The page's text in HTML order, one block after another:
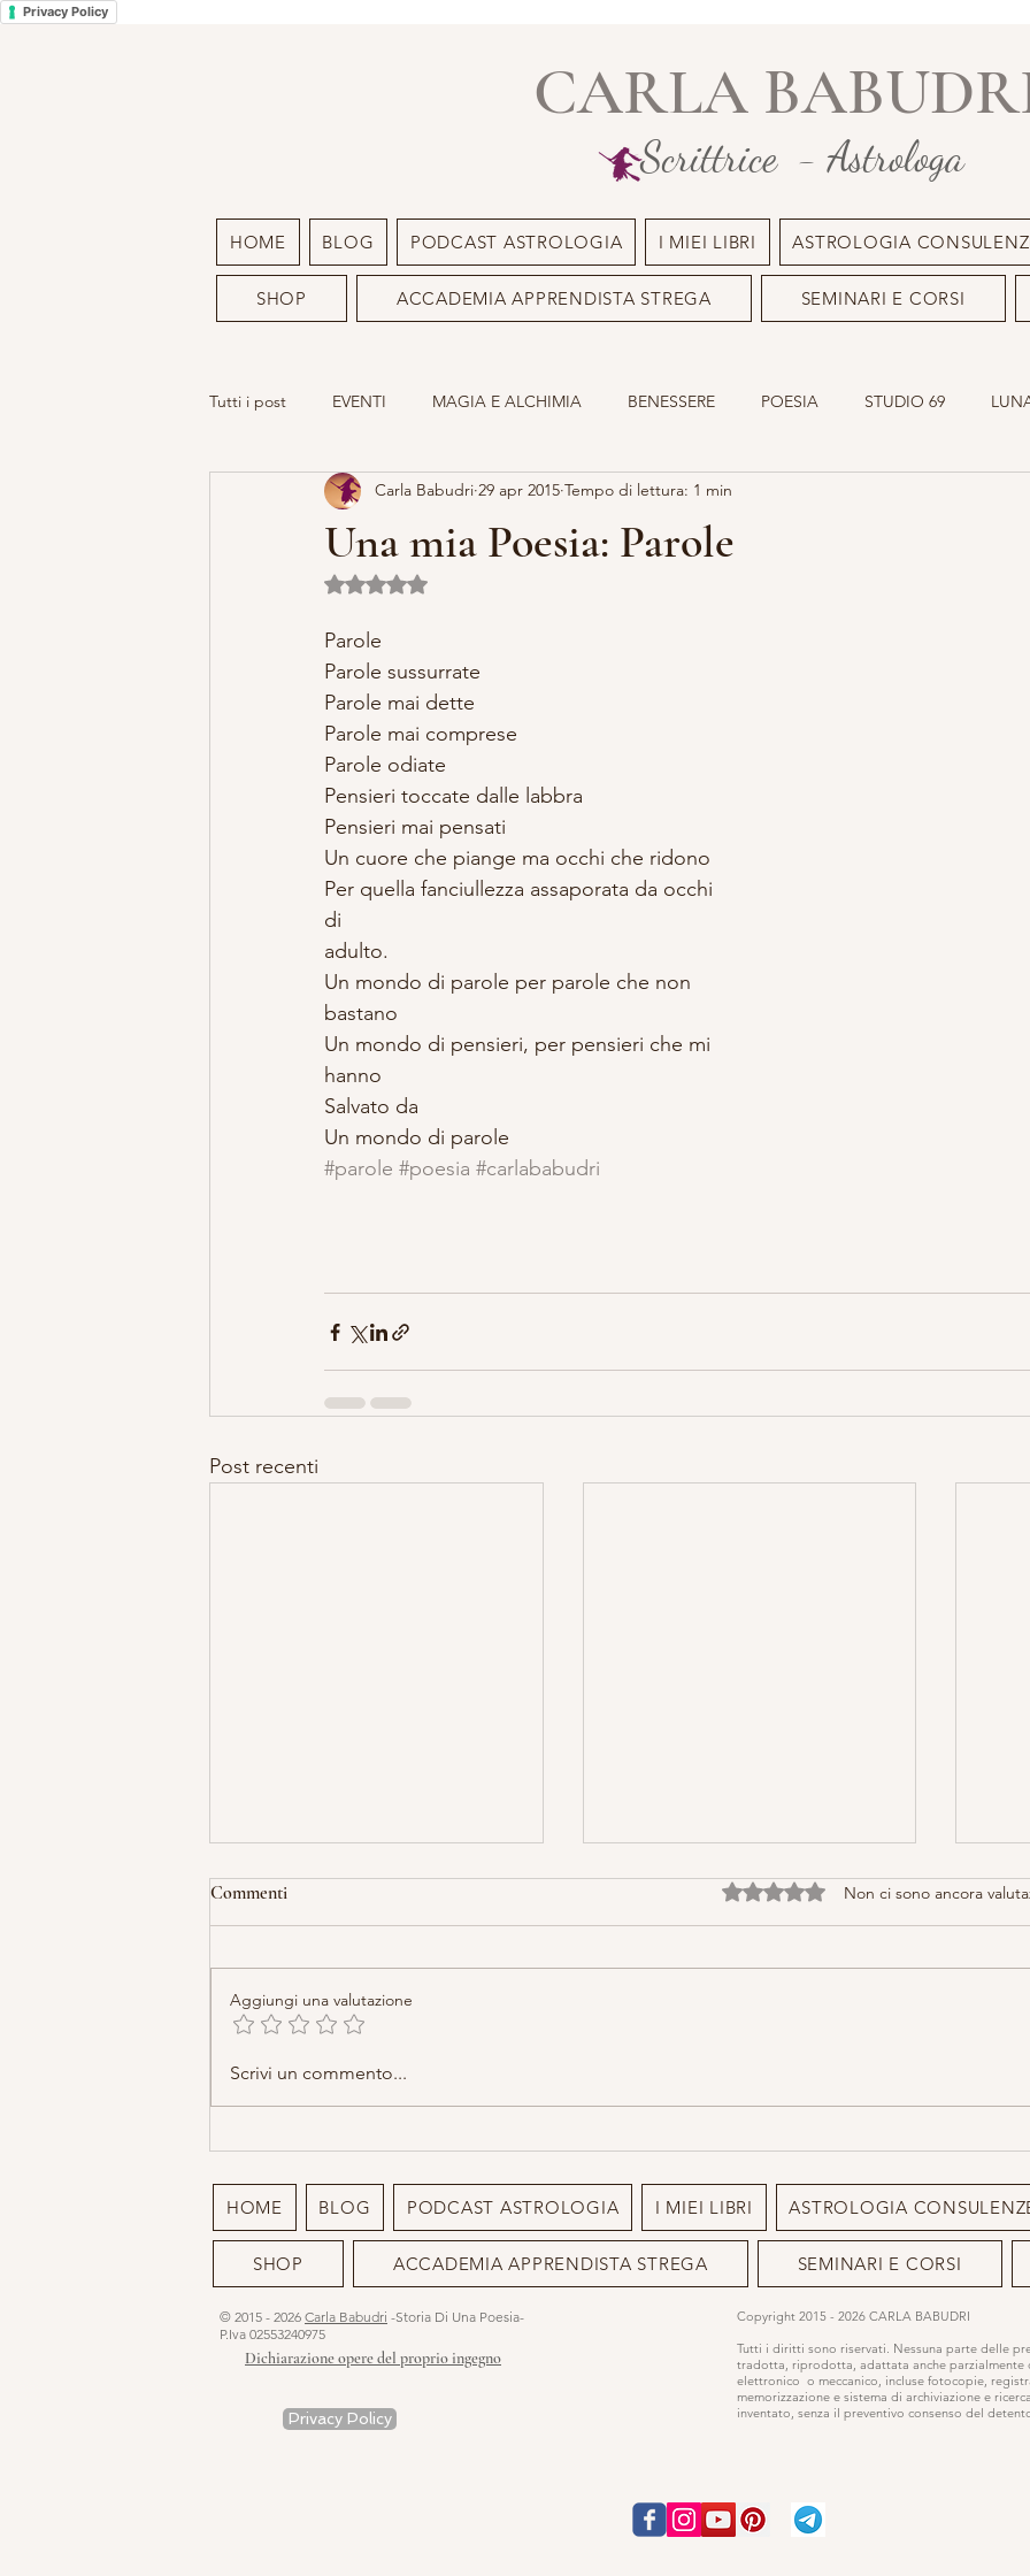
Privacy Policy
CARLA
Scrittrice - Astrologa
HOME BLOG PODCAST ASTROLOGIA I MIEI LIBRI ASTROLOGIA
SHOP ACCADEMIA APPRENDISTA STREGA SEMINARI E CORSI
Tutti i post EVENTI MAGIA E ALCHIMIA BENESSERE POESIA STUDIO 69
LA MIA ARTE SACRO FEMMINILE OLISTICO SACRO MASCHILE
MISTERO E ARTE
LILLYBET BAMBOLINE STORIA E OCCULTISMO
Una mia Poesia: Parole
Carla Babudri 29 apr 2015 Tempo di lettura: 1 min
Valutazione NaN stelle su 5.
Parole
Parole sussurrate
Parole mai dette
Parole mai comprese
Parole odiate
Pensieri toccate dalle labbra
Pensieri mai pensati
Un cuore che piange ma occhi che ridono
Per quella fanciullezza assaporata da occhi
di
adulto.
Un mondo di parole per parole che non
bastano
Un mondo di pensieri, per pensieri che mi
hanno
Salvato da
Un mondo di parole
#parole #poesia #carlababudri
Post recenti
Il sangue, il grano e Maria Madre
Commenti Valutazione 0 stelle su 5.
Non ci sono ancora
Aggiungi una valutazione
Scrivi un commento...
HOME BLOG PODCAST ASTROLOGIA I MIEI LIBRI ASTROLOGIA
SHOP ACCADEMIA APPRENDISTA STREGA SEMINARI E CORSI
© 2015 - 2026 Carla Babudri -Storia Di Una Poesia-
P.Iva 02553240975
Dichiarazione opere del proprio ingegno
Privacy Policy
Copyright 2015 - 2026 CARLA BABUDRI
Tutti i diritti sono riservati. Nessuna parte delle
tradotta, riprodotta, adattata anche parzialmente
elettronico o meccanico, incluse fotocopie,
memorizzazione e sistema di archiviazione e
inventato, senza il preventivo consenso del